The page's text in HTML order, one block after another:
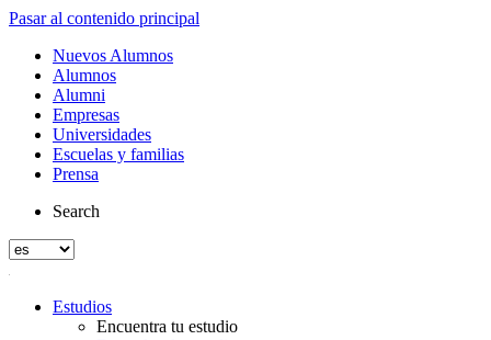
Pasar al contenido principal
Nuevos Alumnos
Alumnos
Alumni
Empresas
Universidades
Escuelas y familias
Prensa
Search
Estudios
Encuentra tu estudio